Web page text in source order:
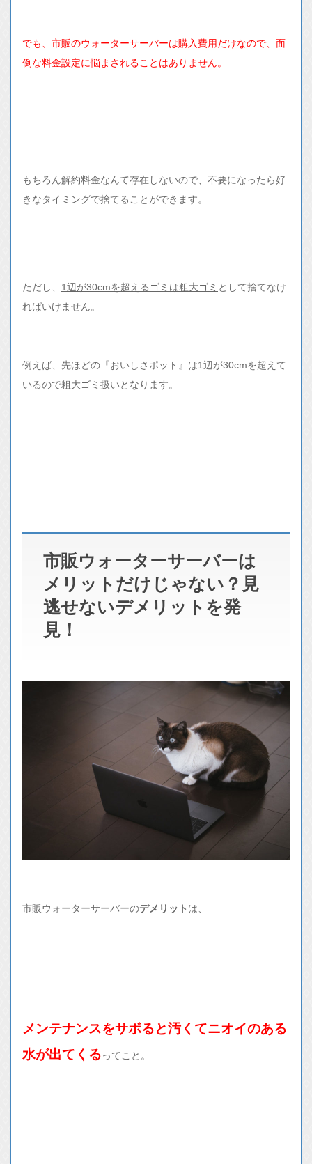
でも、市販のウォーターサーバーは購入費用だけなので、面
倒な料金設定に悩まされることはありません。
もちろん解約料金なんて存在しないので、不要になったら好
きなタイミングで捨てることができます。
ただし、 1辺が30cmを超えるゴミは粗大ゴミ として捨てなけ
ればいけません。
例えば、先ほどの『おいしさポット』は1辺が30cmを超えて
いるので粗大ゴミ扱いとなります。
市販ウォーターサーバーは
メリットだけじゃない？見
逃せないデメリットを発
見！
市販ウォーターサーバーのデメリット は、
メンテナンスをサボると汚くてニオイのある
水が出てくるってこと。